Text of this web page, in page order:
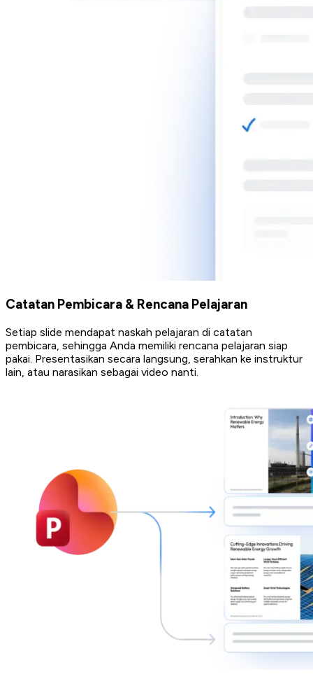
Catatan Pembicara & Rencana Pelajaran
Setiap slide mendapat naskah pelajaran di catatan
pembicara, sehingga Anda memiliki rencana pelajaran siap
pakai. Presentasikan secara langsung, serahkan ke instruktur
lain, atau narasikan sebagai video nanti.